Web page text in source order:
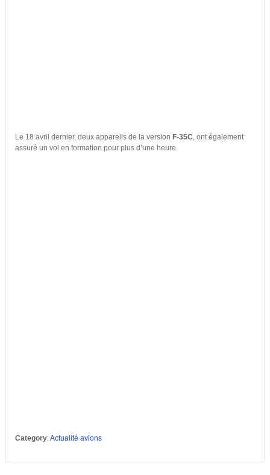
Le 18 avril dernier, deux appareils de la version F-35C , ont également
assuré un vol en formation pour plus d’une heure.
Category:Actualité avions